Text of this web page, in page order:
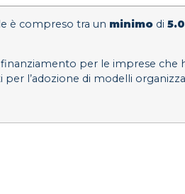
è compreso tra un minimo di
finanziamento per le imprese che
l’adozione di modelli